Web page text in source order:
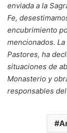
enviada a la
Fe,
encubrimiento
mencionados.
Pastores, ha
situaciones de
Monasterio y
responsables